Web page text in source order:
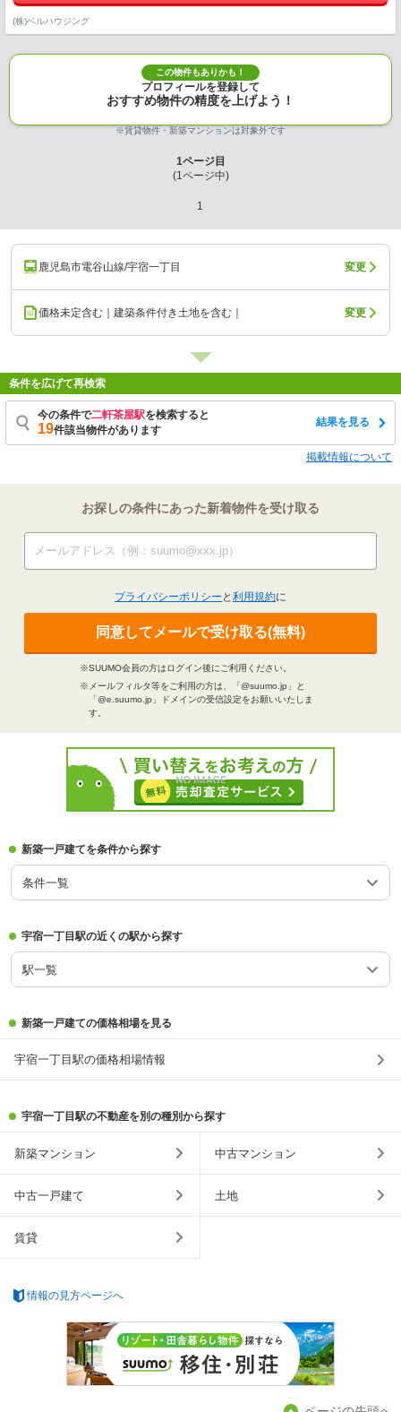
(株)ベルハウジング
この物件もありかも！
プロフィールを登録して
おすすめ物件の精度を上げよう！
※賃貸物件・新築マンションは対象外です
1ページ目
(1ページ中)
1
鹿児島市電谷山線/宇宿一丁目 変更
価格未定含む｜建築条件付き土地を含む｜ 変更
条件を広げて再検索
今の条件で二軒茶屋駅を検索すると
19件該当物件があります
結果を見る
掲載情報について
お探しの条件にあった新着物件を受け取る
プライバシーポリシー と 利用規約に
同意してメールで受け取る(無料)
※SUUMO会員の方はログイン後にご利用ください。
※メールフィルタ等をご利用の方は、「@suumo.jp」と
「@e.suumo.jp」ドメインの受信設定をお願いいたしま
す。
新築一戸建てを条件から探す
条件一覧
宇宿一丁目駅の近くの駅から探す
駅一覧
新築一戸建ての価格相場を見る
宇宿一丁目駅の価格相場情報
宇宿一丁目駅の不動産を別の種別から探す
新築マンション 中古マンション
中古一戸建て 土地
賃貸
情報の見方ページへ